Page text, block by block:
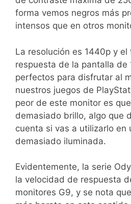
forma vemos negros más
intensos que en otros
La resolución es 1440p y el
respuesta de la pantalla de
perfectos para disfrutar al
nuestros juegos de
peor de este monitor es
demasiado brillo, algo que
cuenta si vas a utilizarlo en
demasiado iluminada.
Evidentemente, la serie
la velocidad de respuesta
monitores G9, y se nota